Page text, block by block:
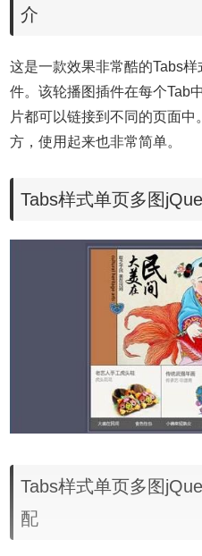
介
这是一款效果非常酷的Tabs
件。该轮播图插件在每个Tab
片都可以链接到不同的页面
方，使用起来也非常简单。
Tabs样式单页多图
Tabs样式单页多图
配